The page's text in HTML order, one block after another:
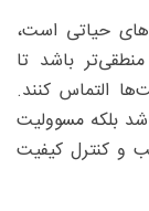
حیاتی است،
باشد تا
التماس کنند.
بلکه مسوولیت
و کنترل کیفیت